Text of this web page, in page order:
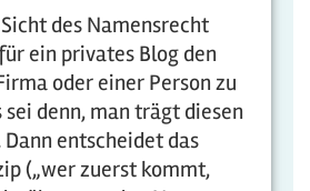
des Namensrecht
ein privates Blog den
oder einer Person zu
sei denn, man trägt diesen
entscheidet das
(„wer zuerst kommt,